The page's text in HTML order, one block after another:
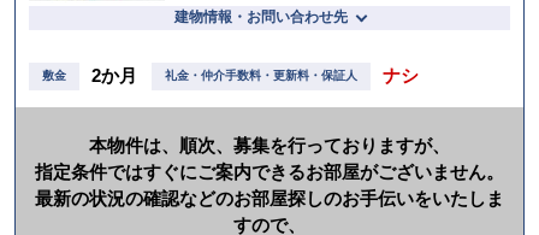
建物情報・お問い合わせ先
敷金 2か月 礼金・仲介手数料・更新料・保証人 ナシ
本物件は、順次、募集を行っておりますが、
指定条件ではすぐにご案内できるお部屋がございません。
最新の状況の確認などのお部屋探しのお手伝いをいたしま
すので、